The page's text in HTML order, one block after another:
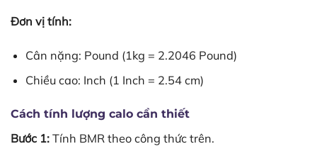
Đơn vị tính:
Cân nặng: Pound (1kg = 2.2046 Pound)
Chiều cao: Inch (1 Inch = 2.54 cm)
Cách tính lượng calo cần thiết
Bước 1: Tính BMR theo công thức trên.